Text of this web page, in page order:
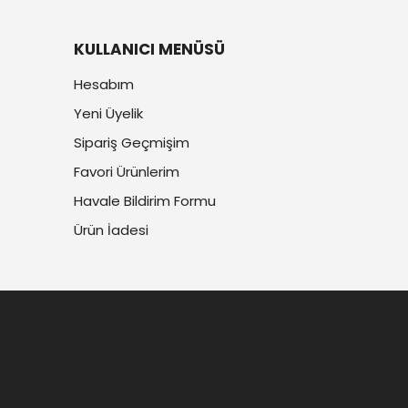
KULLANICI MENÜSÜ
Hesabım
Yeni Üyelik
Sipariş Geçmişim
Favori Ürünlerim
Havale Bildirim Formu
Ürün İadesi